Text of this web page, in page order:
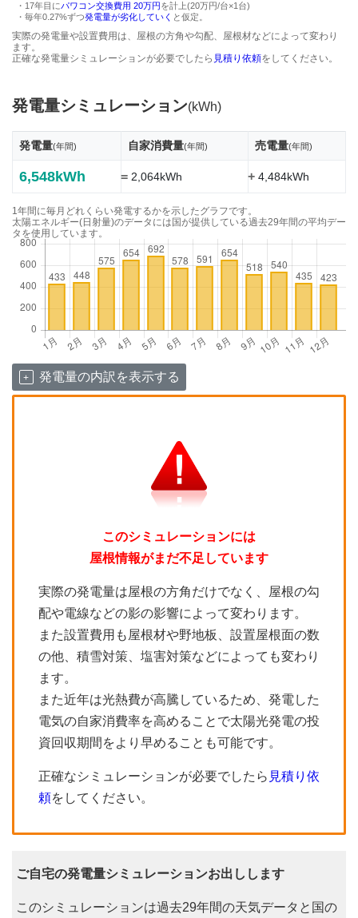
・17年目にパワコン交換費用 20万円を計上(20万円/台×1台)
・毎年0.27%ずつ発電量が劣化していく と仮定。
実際の発電量や設置費用は、屋根の方角や勾配、屋根材などによって変わり
ます。
正確な発電量シミュレーションが必要でしたら 見積り依頼をしてください。
発電量シミュレーション(kWh)
発電量(年間) 自家消費量(年間) 売電量(年間)
6,548kWh =2,064kWh +4,484kWh
1年間に毎月どれくらい発電するかを示したグラフです。
太陽エネルギー(日射量)のデータには国が提供している過去29年間の平均デー
タを使用しています。
発電量の内訳を表示する
このシミュレーションには
屋根情報がまだ不足しています
実際の発電量は屋根の方角だけでなく、屋根の勾
配や電線などの影の影響によって変わります。
また設置費用も屋根材や野地板、設置屋根面の数
の他、積雪対策、塩害対策などによっても変わり
ます。
また近年は光熱費が高騰しているため、発電した
電気の自家消費率を高めることで太陽光発電の投
資回収期間をより早めることも可能です。
正確なシミュレーションが必要でしたら 見積り依
頼をしてください。
ご自宅の発電量シミュレーションお出しします
このシミュレーションは過去29年間の天気データと国の